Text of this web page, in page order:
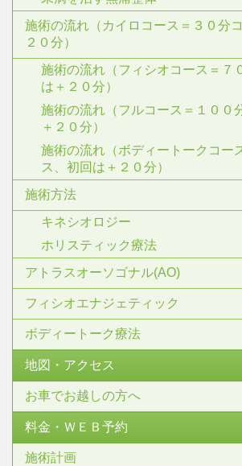
施術の流れ（カイロコース＝３０分
２０分）
施術の流れ（フィシオコース＝７
は＋２０分）
施術の流れ（フルコース＝１００
＋２０分）
施術の流れ（ボディートークコー
ス、初回は＋２０分）
施術方法
キネシオロジー
ホリスティック療法
アトラスオーソゴナル(AO)
フィシオエナジェティック
ボディートーク療法
地図・アクセス
お車でお越しの方へ
料金・ＷＥＢ予約
施術計画